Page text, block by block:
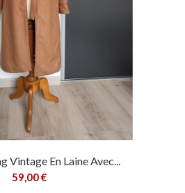
Vintage En Laine Avec...
59,00 €